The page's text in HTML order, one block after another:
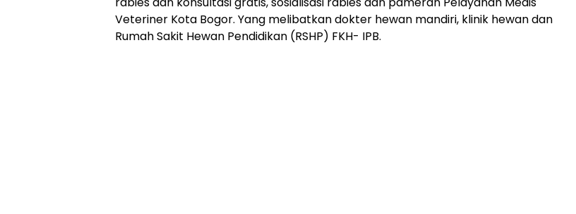
Veteriner Kota Bogor. Yang melibatkan dokter hewan mandiri, klinik hewan dan
Rumah Sakit Hewan Pendidikan (RSHP) FKH- IPB.